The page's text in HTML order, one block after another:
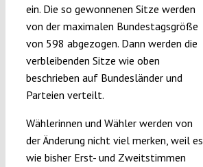
ein. Die so gewonnenen Sitze werden
von der maximalen Bundestagsgröße
von 598 abgezogen. Dann werden die
verbleibenden Sitze wie oben
beschrieben auf Bundesländer und
Parteien verteilt.
Wählerinnen und Wähler werden von
der Änderung nicht viel merken, weil es
wie bisher Erst- und Zweitstimmen